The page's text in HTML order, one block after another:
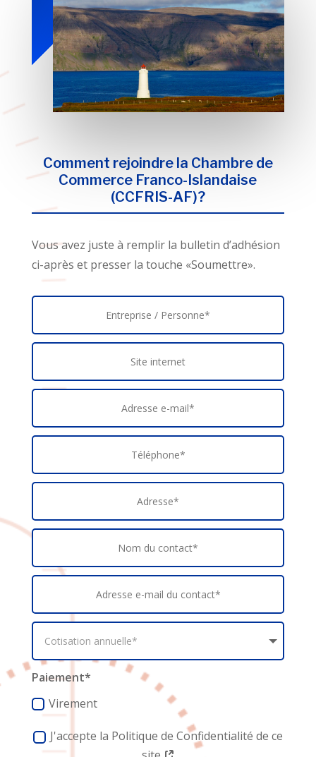
Comment rejoindre la Chambre de
Commerce Franco-Islandaise
(CCFRIS-AF)?
Vous avez juste à remplir la bulletin d’adhésion
ci-après et presser la touche «Soumettre».
Paiement*
Virement
J'accepte la Politique de Confidentialité de ce